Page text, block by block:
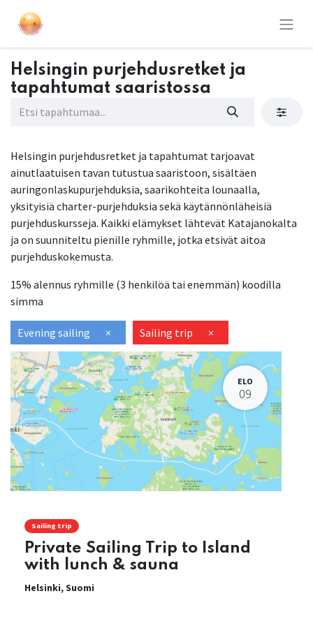
Helsingin purjehdusretket ja
tapahtumat saaristossa
Helsingin purjehdusretket ja tapahtumat tarjoavat
ainutlaatuisen tavan tutustua saaristoon, sisältäen
auringonlaskupurjehduksia, saarikohteita lounaalla,
yksityisiä charter-purjehduksia sekä käytännönläheisiä
purjehduskursseja. Kaikki elämykset lähtevät Katajanokalta
ja on suunniteltu pienille ryhmille, jotka etsivät aitoa
purjehduskokemusta.
15% alennus ryhmille (3 henkilöä tai enemmän) koodilla
simma
Evening sailing × Sailing trip ×
ELO
09
Sailing trip
Private Sailing Trip to Island
with lunch & sauna
Helsinki,Suomi